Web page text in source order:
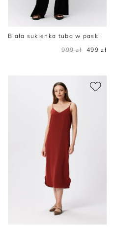
Biała sukienka tuba w paski
999 zł
499 zł